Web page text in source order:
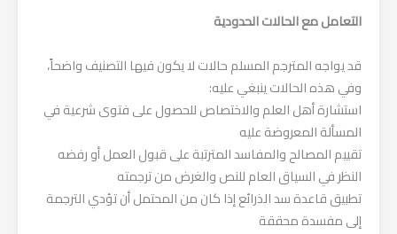
التعامل مع الحالات الحدودية
قد يواجه المترجم المسلم حالات لا يكون فيها التصنيف واضحاً،
وفي هذه الحالات ينبغي عليه:
استشارة أهل العلم والاختصاص للحصول على فتوى شرعية في
المسألة المعروضة عليه
تقييم المصالح والمفاسد المترتبة على قبول العمل أو رفضه
النظر في السياق العام للنص والغرض من ترجمته
تطبيق قاعدة سد الذرائع إذا كان من المحتمل أن تؤدي الترجمة
إلى مفسدة محققة